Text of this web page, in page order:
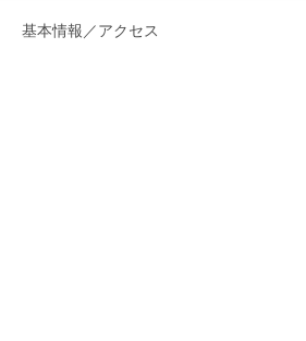
基本情報／アクセス